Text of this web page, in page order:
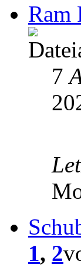
Ram
7
1, 2